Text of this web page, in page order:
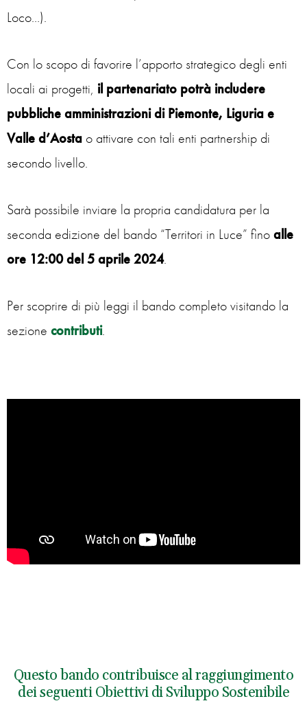
Loco…).
Con lo scopo di favorire l’apporto strategico degli enti
locali ai progetti, il partenariato potrà includere
pubbliche amministrazioni di Piemonte, Liguria e
Valle d’Aosta o attivare con tali enti partnership di
secondo livello.
Sarà possibile inviare la propria candidatura per la
seconda edizione del bando “Territori in Luce” finoalle
ore 12:00 del 5 aprile 2024.
Per scoprire di più leggi il bando completo visitando la
sezione contributi.
Questo bando contribuisce al raggiungimento
dei seguenti Obiettivi di Sviluppo Sostenibile